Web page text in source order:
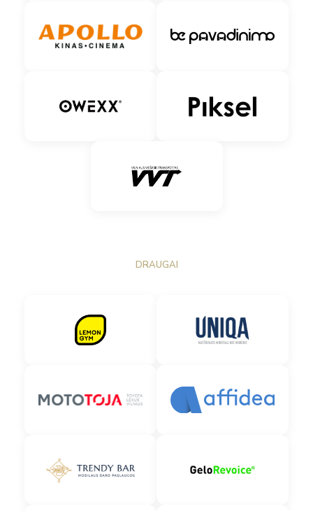
DRAUGAI